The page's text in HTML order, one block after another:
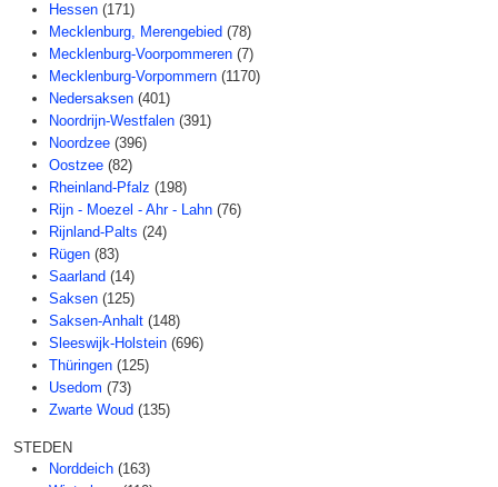
Hessen (171)
Mecklenburg, Merengebied (78)
Mecklenburg-Voorpommeren (7)
Mecklenburg-Vorpommern (1170)
Nedersaksen (401)
Noordrijn-Westfalen (391)
Noordzee (396)
Oostzee (82)
Rheinland-Pfalz (198)
Rijn - Moezel - Ahr - Lahn (76)
Rijnland-Palts (24)
Rügen (83)
Saarland (14)
Saksen (125)
Saksen-Anhalt (148)
Sleeswijk-Holstein (696)
Thüringen (125)
Usedom (73)
Zwarte Woud (135)
STEDEN
Norddeich (163)